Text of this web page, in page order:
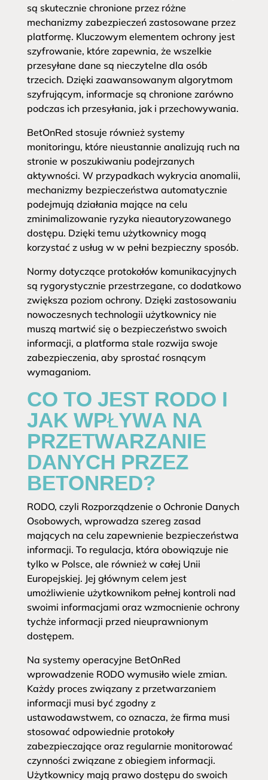
są skutecznie chronione przez różne
mechanizmy zabezpieczeń zastosowane przez
platformę. Kluczowym elementem ochrony jest
szyfrowanie, które zapewnia, że wszelkie
przesyłane dane są nieczytelne dla osób
trzecich. Dzięki zaawansowanym algorytmom
szyfrującym, informacje są chronione zarówno
podczas ich przesyłania, jak i przechowywania.
BetOnRed stosuje również systemy
monitoringu, które nieustannie analizują ruch na
stronie w poszukiwaniu podejrzanych
aktywności. W przypadkach wykrycia anomalii,
mechanizmy bezpieczeństwa automatycznie
podejmują działania mające na celu
zminimalizowanie ryzyka nieautoryzowanego
dostępu. Dzięki temu użytkownicy mogą
korzystać z usług w w pełni bezpieczny sposób.
Normy dotyczące protokołów komunikacyjnych
są rygorystycznie przestrzegane, co dodatkowo
zwiększa poziom ochrony. Dzięki zastosowaniu
nowoczesnych technologii użytkownicy nie
muszą martwić się o bezpieczeństwo swoich
informacji, a platforma stale rozwija swoje
zabezpieczenia, aby sprostać rosnącym
wymaganiom.
CO TO JEST RODO I
JAK WPŁYWA NA
PRZETWARZANIE
DANYCH PRZEZ
BETONRED?
RODO, czyli Rozporządzenie o Ochronie Danych
Osobowych, wprowadza szereg zasad
mających na celu zapewnienie bezpieczeństwa
informacji. To regulacja, która obowiązuje nie
tylko w Polsce, ale również w całej Unii
Europejskiej. Jej głównym celem jest
umożliwienie użytkownikom pełnej kontroli nad
swoimi informacjami oraz wzmocnienie ochrony
tychże informacji przed nieuprawnionym
dostępem.
Na systemy operacyjne BetOnRed
wprowadzenie RODO wymusiło wiele zmian.
Każdy proces związany z przetwarzaniem
informacji musi być zgodny z
ustawodawstwem, co oznacza, że firma musi
stosować odpowiednie protokoły
zabezpieczające oraz regularnie monitorować
czynności związane z obiegiem informacji.
Użytkownicy mają prawo dostępu do swoich